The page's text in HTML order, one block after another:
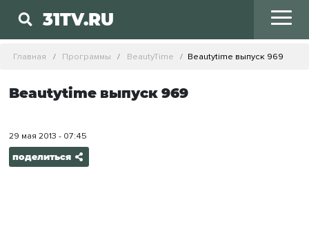
31TV.RU
Главная Программы BeautyTime Beautytime выпуск 969
Beautytime выпуск 969
29 мая 2013 - 07:45
поделиться